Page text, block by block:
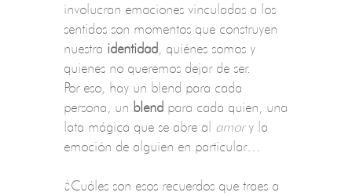
involucran emociones vinculadas a los
sentidos son momentos que construyen
nuestra identidad, quiénes somos y
quienes no queremos dejar de ser.
Por eso, hay un blend para cada
persona, un blend para cada quien, una
lata mágica que se abre al amory la
emoción de alguien en particular…
¿Cuáles son esos recuerdos que traes a